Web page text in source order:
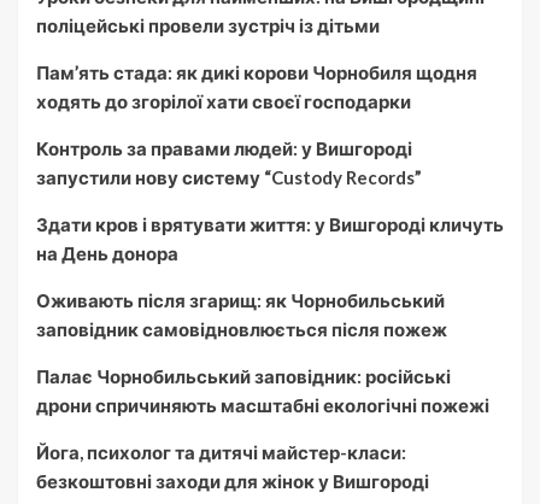
поліцейські провели зустріч із дітьми
Пам’ять стада: як дикі корови Чорнобиля щодня
ходять до згорілої хати своєї господарки
Контроль за правами людей: у Вишгороді
запустили нову систему “Custody Records”
Здати кров і врятувати життя: у Вишгороді кличуть
на День донора
Оживають після згарищ: як Чорнобильський
заповідник самовідновлюється після пожеж
Палає Чорнобильський заповідник: російські
дрони спричиняють масштабні екологічні пожежі
Йога, психолог та дитячі майстер-класи:
безкоштовні заходи для жінок у Вишгороді